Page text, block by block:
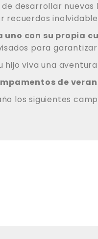
desarrollar
recuerdos
uno con su propia
para
hijo viva una
de
los siguientes